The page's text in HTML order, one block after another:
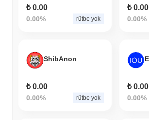
₺ 0.00
0.00% rütbe yok
₺ 0.00
0.00%
ShibAnon
₺ 0.00
0.00% rütbe yok
₺ 0.00
0.00%